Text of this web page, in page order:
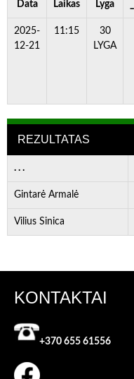
Data Laikas Lyga
2025-
12-21
11:15
30
LYGA
REZULTATAS
. . .
Gintarė Armalė
Vilius Sinica
KONTAKTAI
+370 655 61556